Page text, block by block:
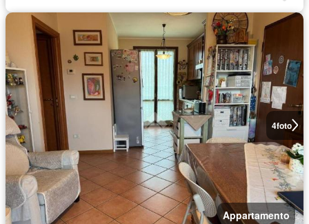
4foto
Appartamento